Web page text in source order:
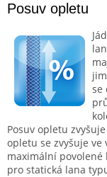
Posuv opletu
se
Posuv opletu
opletu se zvyšuje
maximální
pro statická lana